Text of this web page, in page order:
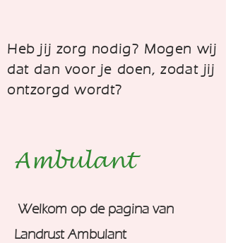
Heb jij zorg nodig? Mogen wij
dat dan voor je doen, zodat jij
ontzorgd wordt?
Ambulant
Welkom op de pagina van
Landrust Ambulant